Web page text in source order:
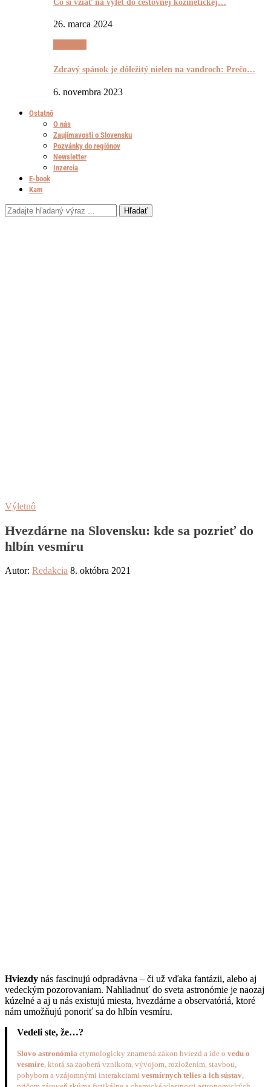
Čo si vziať na výlet do cestovnej kozmetickej…
26. marca 2024
Zdravý spánok je dôležitý nielen na vandroch: Prečo…
6. novembra 2023
Ostatnô
O nás
Zaujímavosti o Slovensku
Pozvánky do regiónov
Newsletter
Inzercia
E-book
Kam
Hľadať
Výletnô
Hvezdárne na Slovensku: kde sa pozrieť do
hlbín vesmíru
Autor: Redakcia 8. októbra 2021
Hviezdy nás fascinujú odpradávna – či už vďaka fantázii, alebo aj
vedeckým pozorovaniam. Nahliadnuť do sveta astronómie je naozaj
kúzelné a aj u nás existujú miesta, hvezdárne a observatóriá, ktoré
nám umožňujú ponoriť sa do hlbín vesmíru.
Vedeli ste, že…?
Slovo astronómia etymologicky znamená zákon hviezd a ide o vedu o
vesmíre, ktorá sa zaoberá vznikom, vývojom, rozložením, stavbou,
pohybom a vzájomnými interakciami vesmírnych telies a ich sústav,